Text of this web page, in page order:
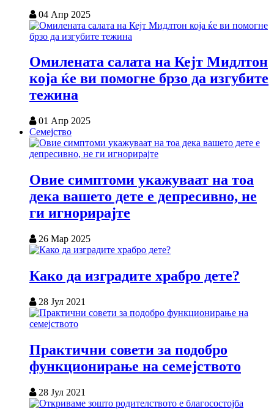
04 Апр 2025
Омилената салата на Кејт Мидлтон
која ќе ви помогне брзо да изгубите
тежина
01 Апр 2025
Семејство
Овие симптоми укажуваат на тоа
дека вашето дете е депресивно, не
ги игнорирајте
26 Мар 2025
Како да изградите храбро дете?
28 Јул 2021
Практични совети за подобро
функционирање на семејството
28 Јул 2021